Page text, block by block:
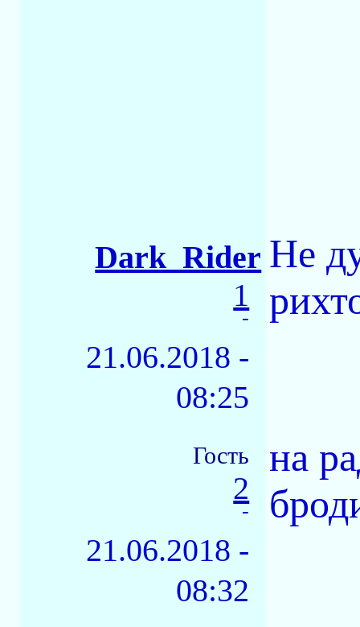
Dark_Rider
1
-
21.06.2018 -
08:25
Не
Гость
2
-
21.06.2018 -
08:32
на